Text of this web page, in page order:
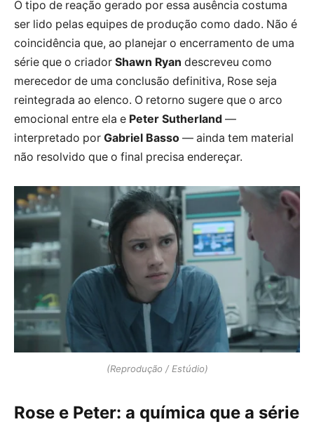
O tipo de reação gerado por essa ausência costuma
ser lido pelas equipes de produção como dado. Não é
coincidência que, ao planejar o encerramento de uma
série que o criador Shawn Ryan descreveu como
merecedor de uma conclusão definitiva, Rose seja
reintegrada ao elenco. O retorno sugere que o arco
emocional entre ela e Peter Sutherland —
interpretado por Gabriel Basso — ainda tem material
não resolvido que o final precisa endereçar.
(Reprodução / Estúdio)
Rose e Peter: a química que a série